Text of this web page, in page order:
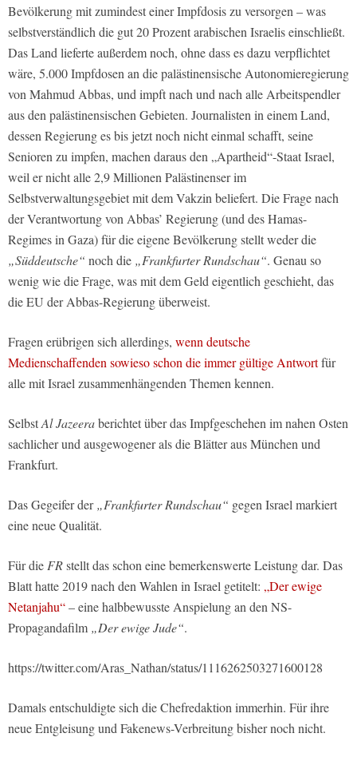
Bevölkerung mit zumindest einer Impfdosis zu versorgen – was
selbstverständlich die gut 20 Prozent arabischen Israelis einschließt.
Das Land lieferte außerdem noch, ohne dass es dazu verpflichtet
wäre, 5.000 Impfdosen an die palästinensische Autonomieregierung
von Mahmud Abbas, und impft nach und nach alle Arbeitspendler
aus den palästinensischen Gebieten. Journalisten in einem Land,
dessen Regierung es bis jetzt noch nicht einmal schafft, seine
Senioren zu impfen, machen daraus den „Apartheid“-Staat Israel,
weil er nicht alle 2,9 Millionen Palästinenser im
Selbstverwaltungsgebiet mit dem Vakzin beliefert. Die Frage nach
der Verantwortung von Abbas’ Regierung (und des Hamas-
Regimes in Gaza) für die eigene Bevölkerung stellt weder die
„Süddeutsche“ noch die „Frankfurter Rundschau“. Genau so
wenig wie die Frage, was mit dem Geld eigentlich geschieht, das
die EU der Abbas-Regierung überweist.
Fragen erübrigen sich allerdings, wenn deutsche
Medienschaffenden sowieso schon die immer gültige Antwortfür
alle mit Israel zusammenhängenden Themen kennen.
SelbstAl Jazeeraberichtet über das Impfgeschehen im nahen Osten
sachlicher und ausgewogener als die Blätter aus München und
Frankfurt.
Das Gegeifer der„Frankfurter Rundschau“ gegen Israel markiert
eine neue Qualität.
Für dieFRstellt das schon eine bemerkenswerte Leistung dar. Das
Blatt hatte 2019 nach den Wahlen in Israel getitelt: „Der ewige
Netanjahu“– eine halbbewusste Anspielung an den NS-
Propagandafilm „Der ewige Jude“.
https://twitter.com/Aras_Nathan/status/1116262503271600128
Damals entschuldigte sich die Chefredaktion immerhin. Für ihre
neue Entgleisung und Fakenews-Verbreitung bisher noch nicht.